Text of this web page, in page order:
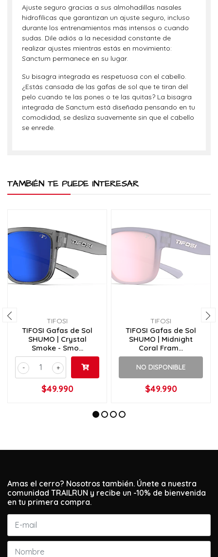
Ajuste seguro gracias a sus almohadillas nasales
hidrofílicas que garantizan un ajuste seguro, incluso
durante los entrenamientos más intensos o cuando
sudas. Dile adiós a la necesidad constante de
realizar ajustes mientras estás en movimiento:
Sanctum permanece en su lugar.
Su bisagra integrada es respetuosa con el cabello.
¿Estás cansada de las gafas de sol que te tiran del
pelo cuando te las pones o te las quitas? La bisagra
integrada de Sanctum está diseñada pensando en tu
comodidad, se desliza suavemente sin que el cabello
se enrede.
TAMBIÉN TE PUEDE INTERESAR
TIFOSI
TIFOSI Gafas de Sol
SHUMO | Crystal
Smoke - Smo...
+
-
$49.990
TIFOSI
TIFOSI Gafas de Sol
SHUMO | Midnight
Coral Fram...
NO DISPONIBLE
$49.990
Amas el cerro? Nosotros también. Únete a nuestra
comunidad TRAILRUN y recibe un -10% de bienvenida
en tu primera compra.